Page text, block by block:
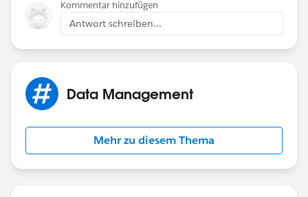
Kommentar hinzufügen
Antwort schreiben...
Data Management
Mehr zu diesem Thema